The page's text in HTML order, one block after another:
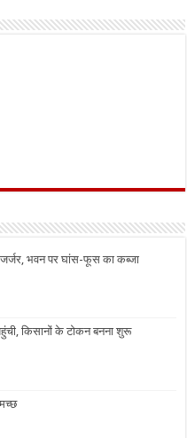
भवन पर घांस-फूस का कब्जा
किसानों के टोकन बनना शुरू